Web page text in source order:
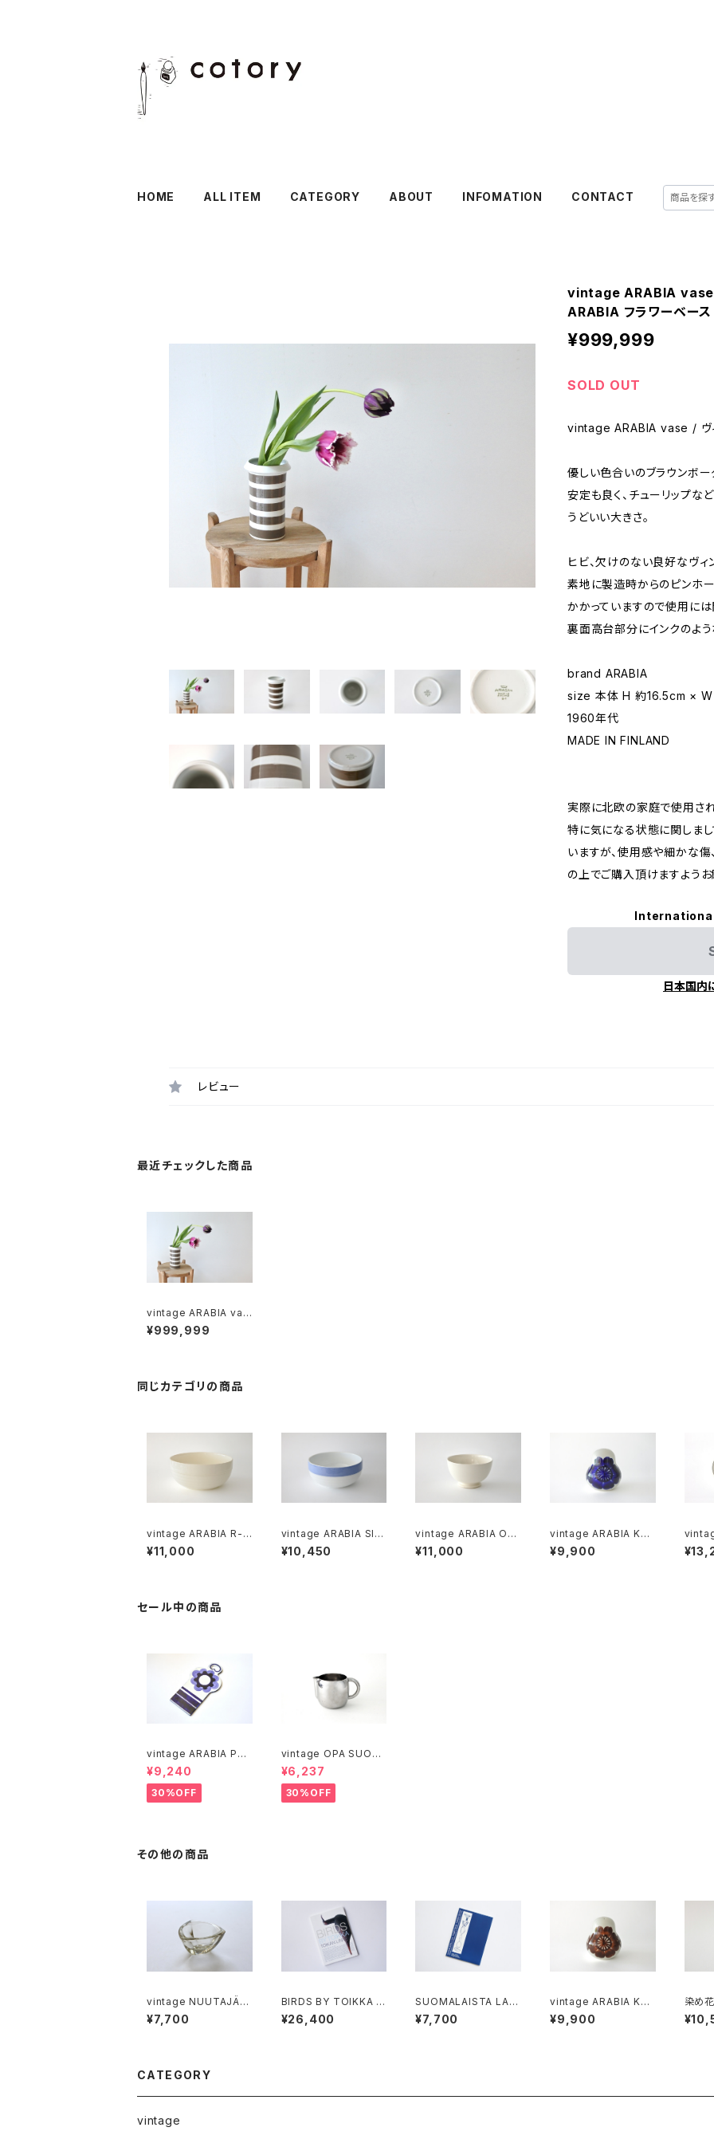
HOME ALL ITEM CATEGORY ABOUT INFOMATION CONTACT
vintage ARABIA vase
ARABIA フラワーベー
¥999,999
SOLD OUT
vintage ARABIA vase / ヴ
優しい色合いのブラウンボー
安定も良く、チューリップな
うどいい大きさ。
ヒビ、欠けのない良好なヴィ
素地に製造時からのピンホ
かかっていますので使用には
裏面高台部分にインクのよう
brand ARABIA
size 本体 H 約16.5cm ×
1960年代
MADE IN FINLAND
実際に北欧の家庭で使用さ
特に気になる状態に関しま
いますが、使用感や細かな
の上でご購入頂けますようお
日本国内
レビュー
最近チェックした商品
vintage ARABIA vas
e 390-2 / ヴィンテー
ジ ARABIA フラワーベ
¥999,999
同じカテゴリの商品
vintage ARABIA R-m
odel bowl / オールド
アラビア ボウル アイボ
¥11,000
vintage ARABIA SINI
VALKO R-model bo
wl / オールドアラビア
¥10,450
vintage ARABIA O-
model bowl ivory /
ヴィンテージ アラビア
¥11,000
vintage ARABIA KÖ
ÖKKI salt＆pepper s
haker cobalt / ヴィン
¥9,900
ヴィ
セール中の商品
vintage ARABIA PAJ
U cutting boad / ヴィ
ンテージ アラビア パユ
カッティングボード
¥9,240
30%OFF
vintage OPA SUOMI
stainless milk pitch
er M / ヴィンテージ オ
ーパ スオミ ステンレス
ミルクピッチャー M
¥6,237
30%OFF
その他の商品
vintage NUUTAJÄR
VI 6606 BULLS EYE
ashtray / ヴィンテージ
¥7,700
BIRDS BY TOIKKA -
TOIKAN LINNUT
¥26,400
SUOMALAISTA LASI
A / FINSKT GLAS / F
INNISH GLASS
¥7,700
vintage ARABIA KÖ
ÖKKI salt＆pepper s
haker brown / ヴィン
¥9,900
染め
原種
CATEGORY
vintage